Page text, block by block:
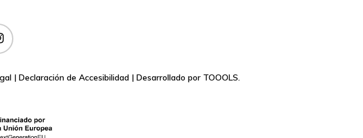
| Declaración de Accesibilidad| Desarrollado por TOOOLS.